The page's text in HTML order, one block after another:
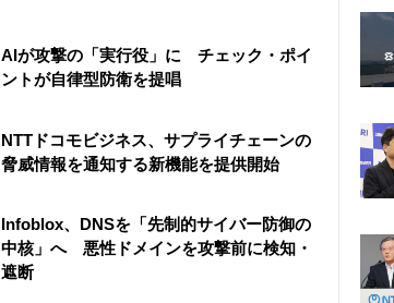
AIが攻撃の「実行役」に チェック・ポイ
ントが自律型防衛を提唱
NTTドコモビジネス、サプライチェーンの
脅威情報を通知する新機能を提供開始
Infoblox、DNSを「先制的サイバー防御の
中核」へ 悪性ドメインを攻撃前に検知・
遮断